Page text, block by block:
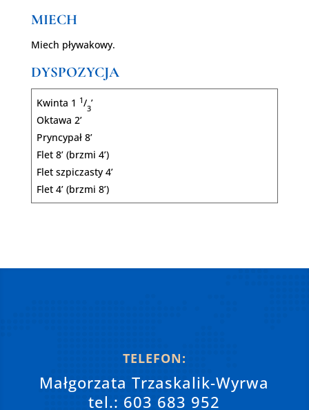
MIECH
Miech pływakowy.
DYSPOZYCJA
Kwinta 1 1/3’
Oktawa 2’
Pryncypał 8’
Flet 8’ (brzmi 4’)
Flet szpiczasty 4’
Flet 4’ (brzmi 8’)
TELEFON:
Małgorzata Trzaskalik-Wyrwa
tel.: 603 683 952